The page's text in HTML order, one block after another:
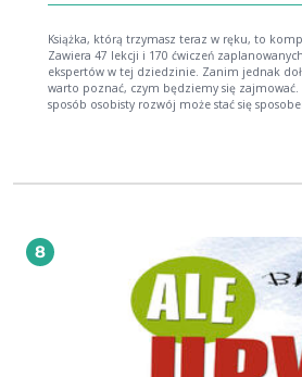
Książka, którą trzymasz teraz w ręku, to
Zawiera 47 lekcji i 170 ćwiczeń
ekspertów w tej dziedzinie. Zanim jednak
warto poznać, czym będziemy się zajmować. Przede
sposób osobisty rozwój może stać się
jak zapewnić sobie zdrowie, wykorzystując proste
Kanadzie, a od 1994 roku także w Polsce.
Skutecznego Działania. Prowadziła zajęcia
seminariów i szkoleń skorzystali i nadal
się dużych firm w Polsce. Jej nauczycielami
Brian Tracy, Susan Jeffers, Bob Proctor, David
odmienia każdą następną chwilę życia.
przeprowadzkę, ale aż ciarki mnie
8